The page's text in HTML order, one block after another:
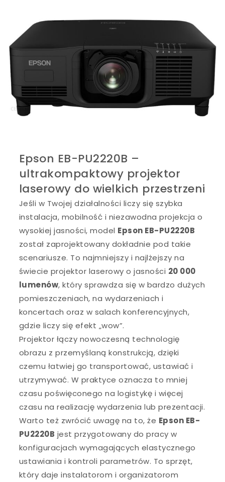
Epson EB-PU2220B –
ultrakompaktowy projektor
laserowy do wielkich przestrzeni
Jeśli w Twojej działalności liczy się szybka
instalacja, mobilność i niezawodna projekcja o
wysokiej jasności, model Epson EB-PU2220B
został zaprojektowany dokładnie pod takie
scenariusze. To najmniejszy i najlżejszy na
świecie projektor laserowy o jasności 20 000
lumenów, który sprawdza się w bardzo dużych
pomieszczeniach, na wydarzeniach i
koncertach oraz w salach konferencyjnych,
gdzie liczy się efekt „wow”.
Projektor łączy nowoczesną technologię
obrazu z przemyślaną konstrukcją, dzięki
czemu łatwiej go transportować, ustawiać i
utrzymywać. W praktyce oznacza to mniej
czasu poświęconego na logistykę i więcej
czasu na realizację wydarzenia lub prezentacji.
Warto też zwrócić uwagę na to, że Epson EB-
PU2220B jest przygotowany do pracy w
konfiguracjach wymagających elastycznego
ustawiania i kontroli parametrów. To sprzęt,
który daje instalatorom i organizatorom